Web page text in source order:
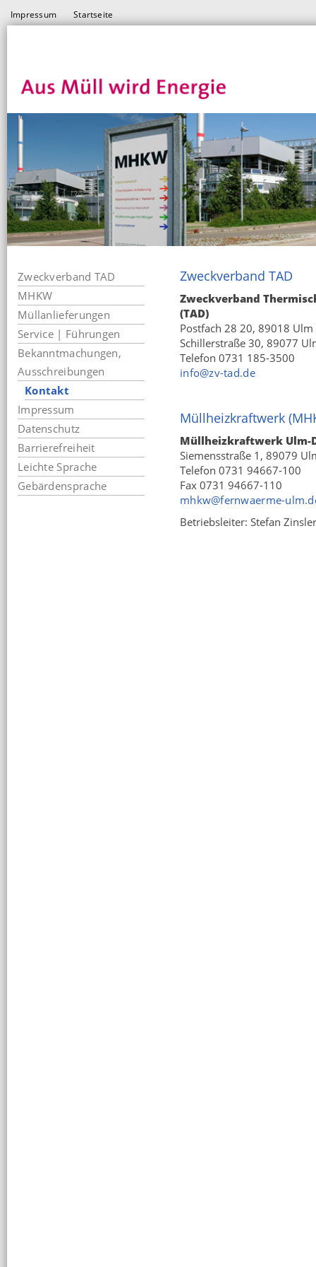
Impressum Startseite
Zweckverband TAD
MHKW
Müllanlieferungen
Service | Führungen
Bekanntmachungen,
Ausschreibungen
Kontakt
Impressum
Datenschutz
Barrierefreiheit
Leichte Sprache
Gebärdensprache
Zweckverband TAD
Zweckverband
(TAD)
Postfach 28 20, 89018 Ulm
Schillerstraße 30, 89077
Telefon 0731 185-3500
info@zv-tad.de
Müllheizkraftwerk
Müllheizkraftwerk Ulm-
Siemensstraße 1, 89079
Telefon 0731 94667-100
Fax 0731 94667-110
mhkw@fernwaerme-
Betriebsleiter: Stefan Zinsler